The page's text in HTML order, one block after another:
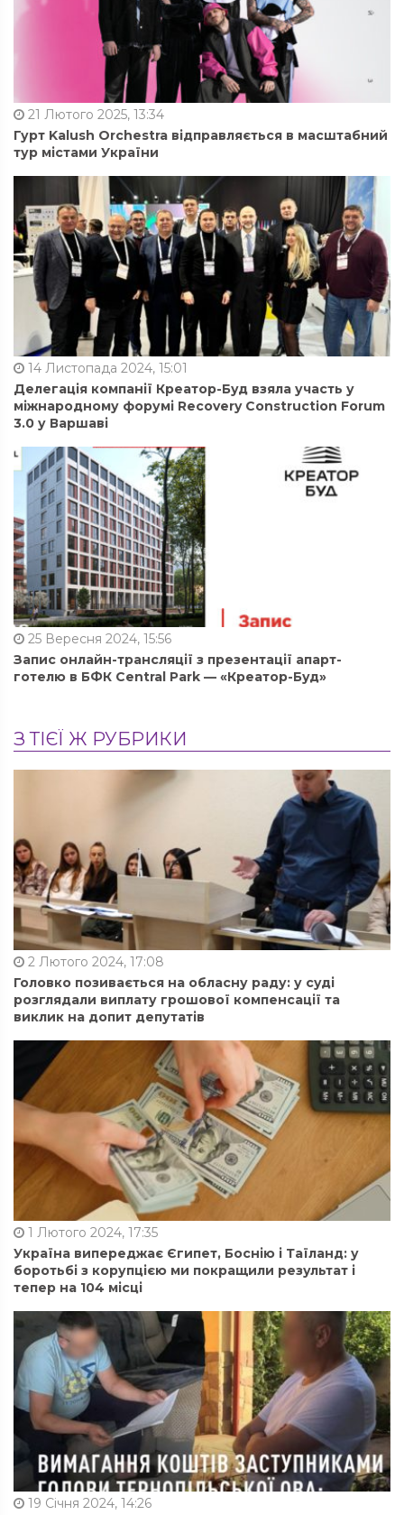
21 Лютого 2025, 13:34
Гурт Kalush Orchestra відправляється в масштабний
тур містами України
14 Листопада 2024, 15:01
Делегація компанії Креатор-Буд взяла участь у
міжнародному форумі Recovery Construction Forum
3.0 у Варшаві
25 Вересня 2024, 15:56
Запис онлайн-трансляції з презентації апарт-
готелю в БФК Central Park — «Креатор-Буд»
З ТІЄЇ Ж РУБРИКИ
2 Лютого 2024, 17:08
Головко позивається на обласну раду: у суді
розглядали виплату грошової компенсації та
виклик на допит депутатів
1 Лютого 2024, 17:35
Україна випереджає Єгипет, Боснію і Таїланд: у
боротьбі з корупцією ми покращили результат і
тепер на 104 місці
19 Січня 2024, 14:26